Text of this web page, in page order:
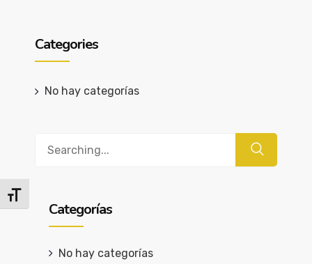
Alternar tamaño de letra
Categories
No hay categorías
Categorías
No hay categorías